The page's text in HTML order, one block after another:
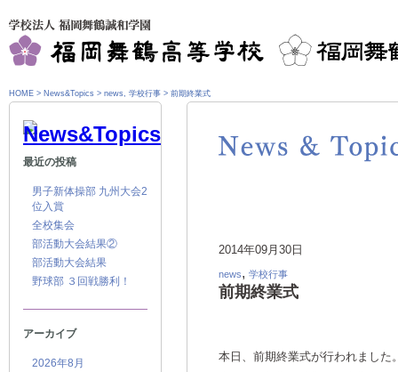
HOME > News&Topics > news, 学校行事 > 前期終業式
最近の投稿
男子新体操部 九州大会2
位入賞
全校集会
部活動大会結果②
部活動大会結果
野球部 ３回戦勝利！
アーカイブ
2026年8月
2014年09月30日
news, 学校行事
前期終業式
本日、前期終業式が行われました